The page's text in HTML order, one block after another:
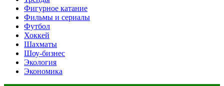
Фигурное катание
Фильмы и сериалы
Футбол
Хоккей
Шахматы
Шоу-бизнес
Экология
Экономика